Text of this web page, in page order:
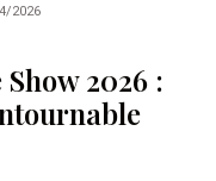
2026
2026 :